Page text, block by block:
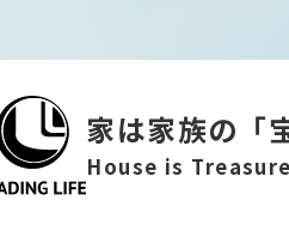
家は家族の「
House is